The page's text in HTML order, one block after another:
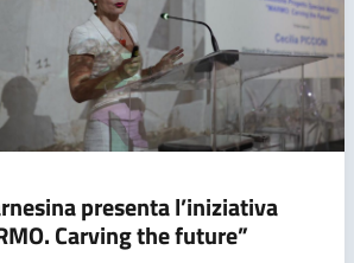
presenta l’iniziativa
Carving the future”